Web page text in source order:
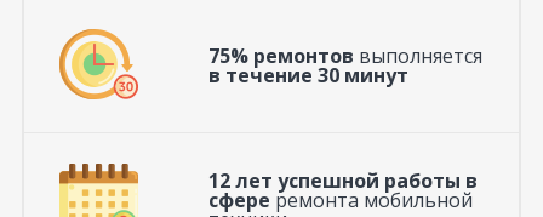
75% ремонтов выполняется
в течение 30 минут
12 лет успешной работы в
сфере ремонта мобильной